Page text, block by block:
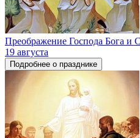
Преображение Господа Бога и
19 августа
Подробнее о празднике